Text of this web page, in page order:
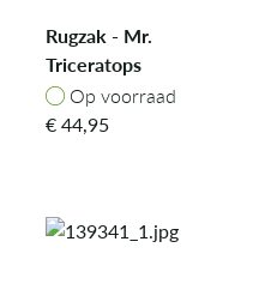
Rugzak - Mr.
Triceratops
Op voorraad
Op voorraad
€44,95